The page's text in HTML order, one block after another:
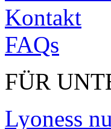
Kontakt
FAQs
FÜR
Lyoness